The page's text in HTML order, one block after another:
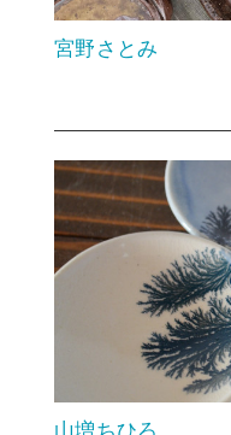
宮野さとみ